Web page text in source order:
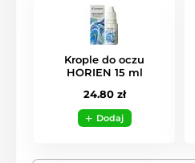
Krople do oczu
HORIEN 15 ml
24.80 zł
Dodaj